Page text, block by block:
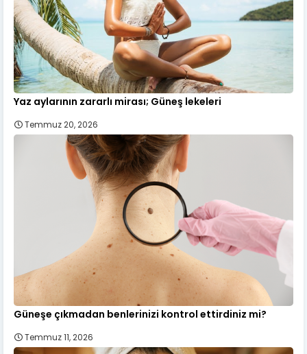
Yaz aylarının zararlı mirası; Güneş lekeleri
Temmuz 20, 2026
Güneşe çıkmadan benlerinizi kontrol ettirdiniz mi?
Temmuz 11, 2026